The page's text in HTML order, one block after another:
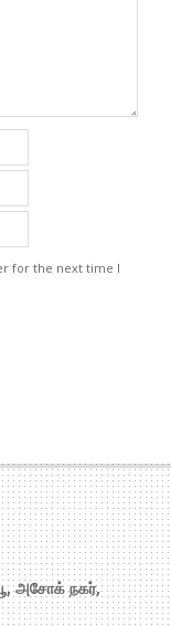
for the next time I
அசோக் நகர்,